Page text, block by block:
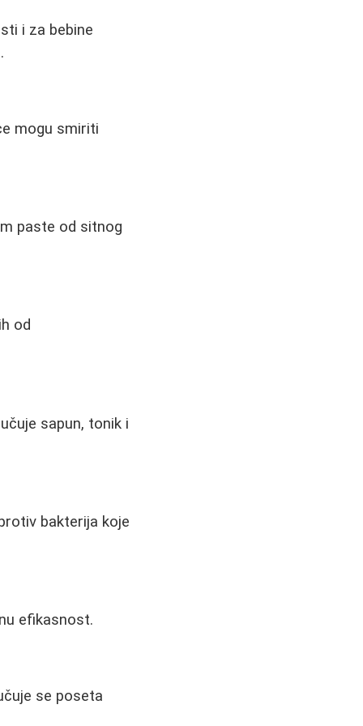
i za bebine
mogu smiriti
paste od sitnog
od
sapun, tonik i
bakterija koje
efikasnost.
se poseta